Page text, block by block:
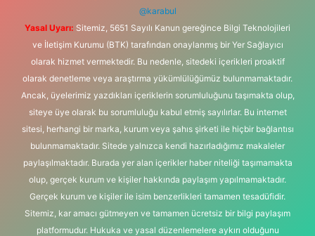
@karabul
Yasal Uyarı: Sitemiz, 5651 Sayılı Kanun gereğince Bilgi Teknolojileri
ve İletişim Kurumu (BTK) tarafından onaylanmış bir Yer Sağlayıcı
olarak hizmet vermektedir. Bu nedenle, sitedeki içerikleri proaktif
olarak denetleme veya araştırma yükümlülüğümüz bulunmamaktadır.
Ancak, üyelerimiz yazdıkları içeriklerin sorumluluğunu taşımakta olup,
siteye üye olarak bu sorumluluğu kabul etmiş sayılırlar. Bu internet
sitesi, herhangi bir marka, kurum veya şahıs şirketi ile hiçbir bağlantısı
bulunmamaktadır. Sitede yalnızca kendi hazırladığımız makaleler
paylaşılmaktadır. Burada yer alan içerikler haber niteliği taşımamakta
olup, gerçek kurum ve kişiler hakkında paylaşım yapılmamaktadır.
Gerçek kurum ve kişiler ile isim benzerlikleri tamamen tesadüfidir.
Sitemiz, kar amacı gütmeyen ve tamamen ücretsiz bir bilgi paylaşım
platformudur. Hukuka ve yasal düzenlemelere aykırı olduğunu